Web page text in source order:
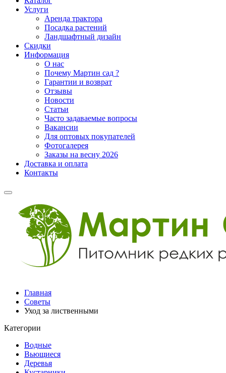
Услуги
Аренда трактора
Посадка растений
Ландшафтный дизайн
Скидки
Информация
О нас
Почему Мартин сад ?
Гарантии и возврат
Отзывы
Новости
Статьи
Часто задаваемые вопросы
Вакансии
Для оптовых покупателей
Фотогалерея
Заказы на весну 2026
Доставка и оплата
Контакты
Главная
Советы
Уход за лиственными
Категории
Водные
Вьющиеся
Деревья